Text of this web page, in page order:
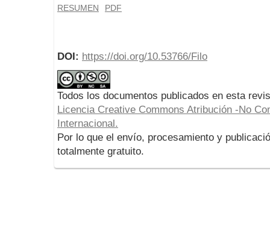
RESUMEN PDF
DOI: https://doi.org/10.53766/Filo
Todos los documentos publicados en esta
Licencia Creative Commons Atribución -No
Internacional.
Por lo que el envío, procesamiento y
totalmente gratuito.